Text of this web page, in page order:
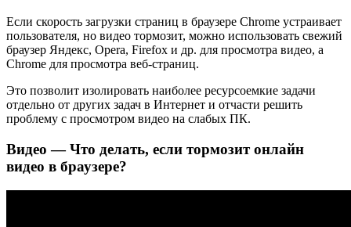
Если скорость загрузки страниц в браузере Chrome устраивает
пользователя, но видео тормозит, можно использовать свежий
браузер Яндекс, Opera, Firefox и др. для просмотра видео, а
Chrome для просмотра веб-страниц.
Это позволит изолировать наиболее ресурсоемкие задачи
отдельно от других задач в Интернет и отчасти решить
проблему с просмотром видео на слабых ПК.
Видео — Что делать, если тормозит онлайн
видео в браузере?